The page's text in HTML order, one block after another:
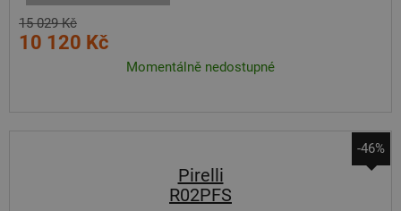
15 029 Kč
10 120 Kč
Momentálně nedostupné
-46%
Pirelli
R02PFS